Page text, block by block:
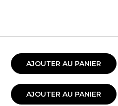
AJOUTER AU PANIER
AJOUTER AU PANIER